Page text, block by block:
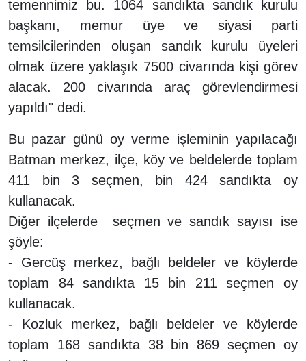
temennimiz bu. 1064 sandıkta sandık kurulu
başkanı, memur üye ve siyasi parti
temsilcilerinden oluşan sandık kurulu üyeleri
olmak üzere yaklaşık 7500 civarında kişi görev
alacak. 200 civarında araç görevlendirmesi
yapıldı" dedi.
Bu pazar günü oy verme işleminin yapılacağı
Batman merkez, ilçe, köy ve beldelerde toplam
411 bin 3 seçmen, bin 424 sandıkta oy
kullanacak.
Diğer ilçelerde seçmen ve sandık sayısı ise
şöyle:
- Gercüş merkez, bağlı beldeler ve köylerde
toplam 84 sandıkta 15 bin 211 seçmen oy
kullanacak.
- Kozluk merkez, bağlı beldeler ve köylerde
toplam 168 sandıkta 38 bin 869 seçmen oy